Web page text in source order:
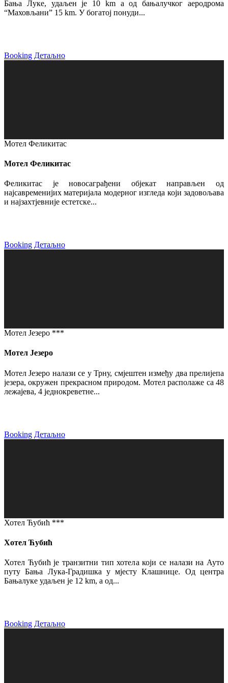
Бања Луке, удаљен је 10 km а од бањалучког аеродрома
“Маховљани” 15 km. У богатој понуди...
Booking Детаљно
Мотел Феликитас
Мотел Феликитас
Феликитас је новосаграђени објекат направљен од
најсавременијих материјала модерног изгледа који задовољава
и најзахтјевније естетске...
Booking Детаљно
Мотел Језеро ***
Мотел Језеро
Мотел Језеро налази се у Трну, смјештен између два прелијепа
језера, окружен прекрасном природом. Мотел располаже са 48
лежајева, 4 једнокреветне...
Booking Детаљно
Хотел Ћубић ***
Хотел Ћубић
Хотел Ћубић је транзитни тип хотела који се налази на Ауто
путу Бања Лука-Градишка у мјесту Клашнице. Од центра
Бањалуке удаљен је 12 km, а од...
Booking Детаљно